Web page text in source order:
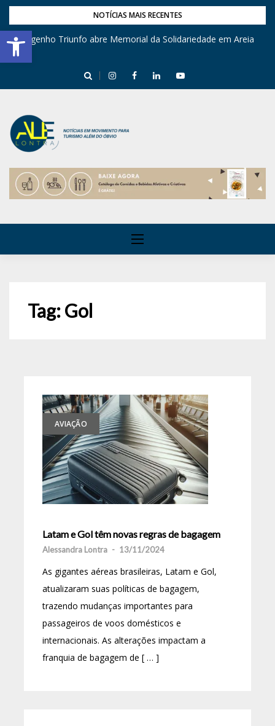
Barra de Ferramentas Aberta
NOTÍCIAS MAIS RECENTES
Engenho Triunfo abre Memorial da Solidariedade em Areia
Tag:Gol
AVIAÇÃO
Latam e Gol têm novas regras de bagagem
Alessandra Lontra - 13/11/2024
As gigantes aéreas brasileiras, Latam e Gol,
atualizaram suas políticas de bagagem,
trazendo mudanças importantes para
passageiros de voos domésticos e
internacionais. As alterações impactam a
franquia de bagagem de [ … ]